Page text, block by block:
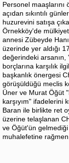
Personel
açıdan sıkıntılı
huzurevini satışa
Örnekköy'de
annesi Zübeyde
üzerinde yer aldığı
değerindeki arsanın,
borçlarına karşılık
başkanlık önergesi
görüşüldüğü meclis
Üner ve Murat Öğüt
karşıyım" ifadelerini
Baran ile birlikte ret
üzerine telaşlanan
ve Öğüt'ün gelmediği
muhalefetine